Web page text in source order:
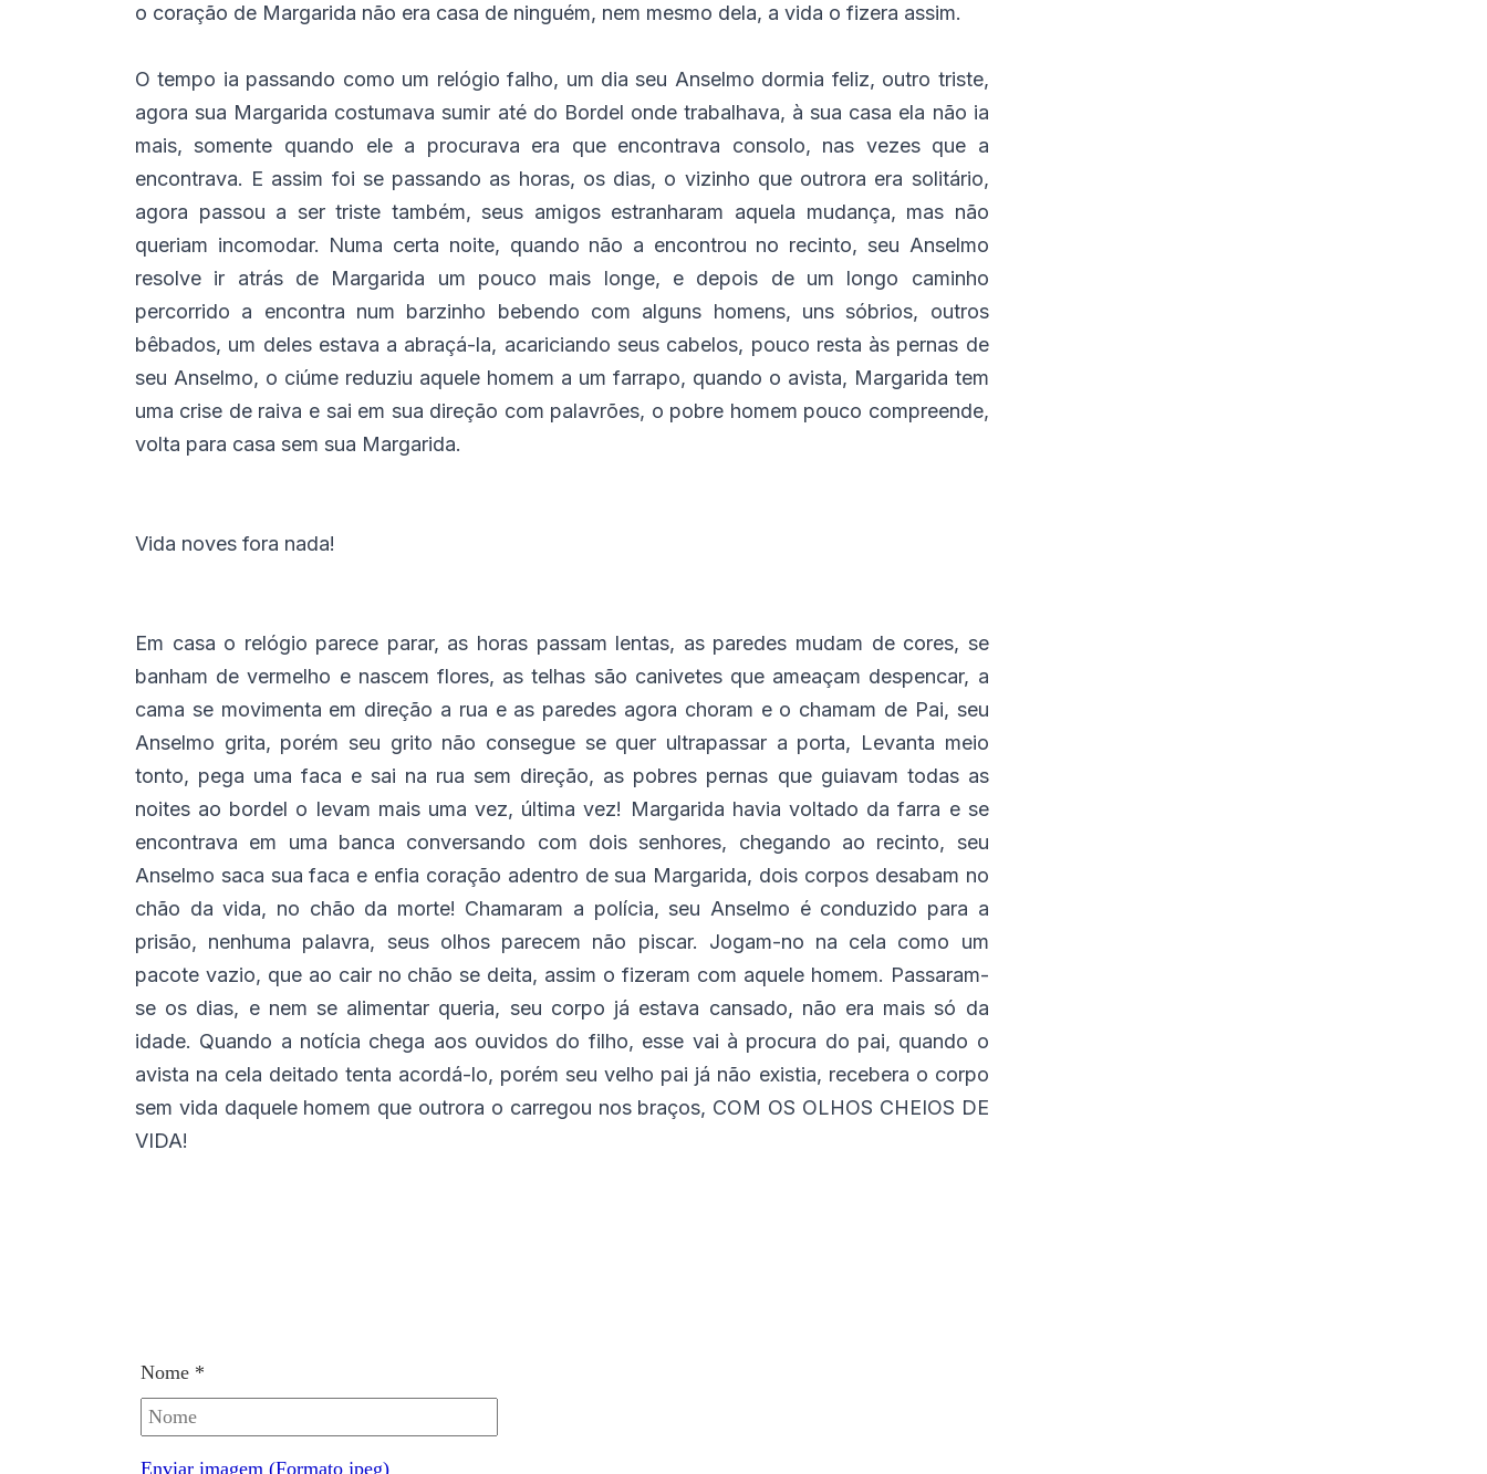
o coração de Margarida não era casa de ninguém, nem mesmo dela, a vida o fizera assim.
O tempo ia passando como um relógio falho, um dia seu Anselmo dormia feliz, outro triste,
agora sua Margarida costumava sumir até do Bordel onde trabalhava, à sua casa ela não ia
mais, somente quando ele a procurava era que encontrava consolo, nas vezes que a
encontrava. E assim foi se passando as horas, os dias, o vizinho que outrora era solitário,
agora passou a ser triste também, seus amigos estranharam aquela mudança, mas não
queriam incomodar. Numa certa noite, quando não a encontrou no recinto, seu Anselmo
resolve ir atrás de Margarida um pouco mais longe, e depois de um longo caminho
percorrido a encontra num barzinho bebendo com alguns homens, uns sóbrios, outros
bêbados, um deles estava a abraçá-la, acariciando seus cabelos, pouco resta às pernas de
seu Anselmo, o ciúme reduziu aquele homem a um farrapo, quando o avista, Margarida tem
uma crise de raiva e sai em sua direção com palavrões, o pobre homem pouco compreende,
volta para casa sem sua Margarida.
Vida noves fora nada!
Em casa o relógio parece parar, as horas passam lentas, as paredes mudam de cores, se
banham de vermelho e nascem flores, as telhas são canivetes que ameaçam despencar, a
cama se movimenta em direção a rua e as paredes agora choram e o chamam de Pai, seu
Anselmo grita, porém seu grito não consegue se quer ultrapassar a porta, Levanta meio
tonto, pega uma faca e sai na rua sem direção, as pobres pernas que guiavam todas as
noites ao bordel o levam mais uma vez, última vez! Margarida havia voltado da farra e se
encontrava em uma banca conversando com dois senhores, chegando ao recinto, seu
Anselmo saca sua faca e enfia coração adentro de sua Margarida, dois corpos desabam no
chão da vida, no chão da morte! Chamaram a polícia, seu Anselmo é conduzido para a
prisão, nenhuma palavra, seus olhos parecem não piscar. Jogam-no na cela como um
pacote vazio, que ao cair no chão se deita, assim o fizeram com aquele homem. Passaram-
se os dias, e nem se alimentar queria, seu corpo já estava cansado, não era mais só da
idade. Quando a notícia chega aos ouvidos do filho, esse vai à procura do pai, quando o
avista na cela deitado tenta acordá-lo, porém seu velho pai já não existia, recebera o corpo
sem vida daquele homem que outrora o carregou nos braços, COM OS OLHOS CHEIOS DE
VIDA!
Nome *
Enviar imagem (Formato jpeg)